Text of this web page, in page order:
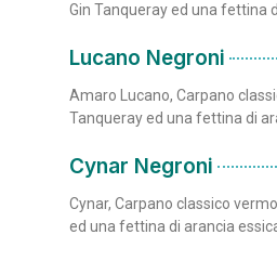
Gin Tanqueray ed una fettina
Lucano Negroni
Amaro Lucano, Carpano
Tanqueray ed una fettina di
Cynar Negroni
Cynar, Carpano classico
ed una fettina di arancia